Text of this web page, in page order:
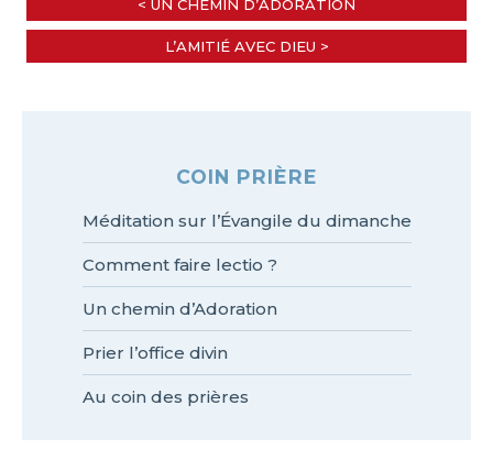
< UN CHEMIN D’ADORATION
L’AMITIÉ AVEC DIEU >
COIN PRIÈRE
Méditation sur l’Évangile du dimanche
Comment faire lectio ?
Un chemin d’Adoration
Prier l’office divin
Au coin des prières